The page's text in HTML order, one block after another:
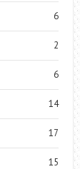
6
2
6
14
17
15